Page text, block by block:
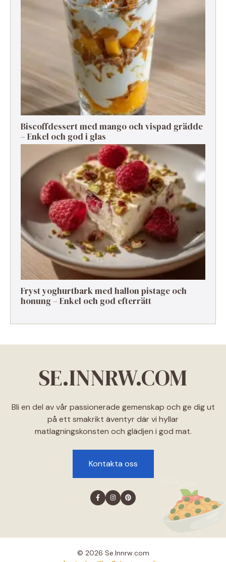
Biscoffdessert med mango och vispad grädde
– Enkel och god i glas
Fryst yoghurtbark med hallon pistage och
honung – Enkel och god efterrätt
SE.INNRW.COM
Bli en del av vår passionerade gemenskap och ge dig ut
på ett smakrikt äventyr där vi hyllar
matlagningskonsten och glädjen i god mat.
Kontakta oss
© 2026 Se.lnnrw.com